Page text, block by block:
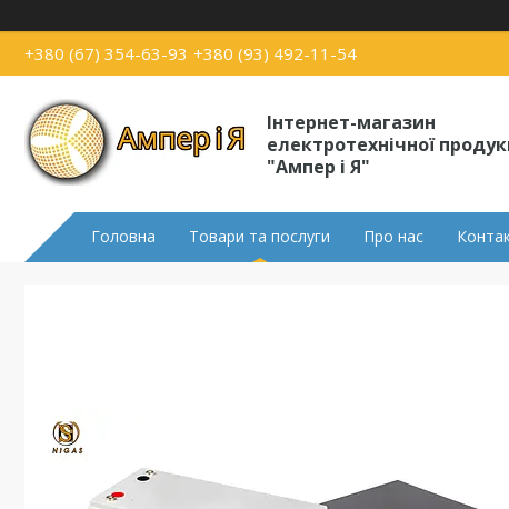
+380 (67) 354-63-93 +380 (93) 492-11-54
Інтернет-магазин
електротехнічної
"Ампер і Я"
Головна Товари та послуги Про нас